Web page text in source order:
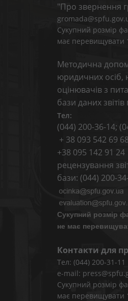
"Про звернення
Сукупний розмір
має перевищувати
Методична
юридичних осіб,
оцінювачів з
бази даних
Тел:
(044) 200-36-14;
+ 38 093 542 69
+38 095 142 91 24
рецензування
бази: (044) 200-
Сукупний розмір
не має
Контакти для
Тел: (044) 200-31-11
e-mail:
Сукупний розмір
має перевищувати